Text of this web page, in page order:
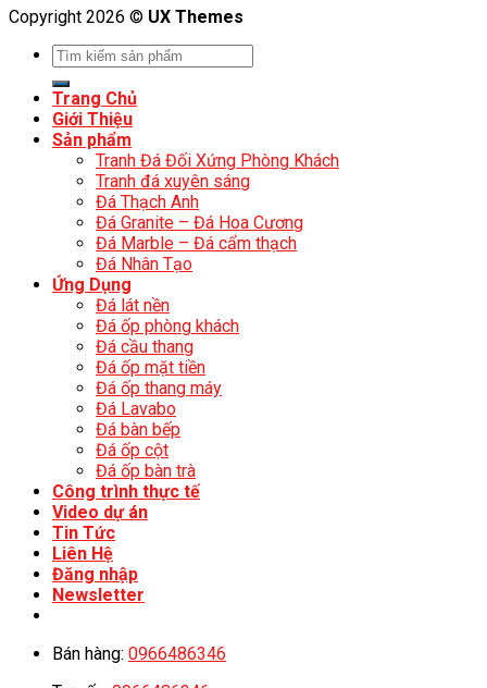
Copyright 2026 © UX Themes
Trang Chủ
Giới Thiệu
Sản phẩm
Tranh Đá Đối Xứng Phòng Khách
Tranh đá xuyên sáng
Đá Thạch Anh
Đá Granite – Đá Hoa Cương
Đá Marble – Đá cẩm thạch
Đá Nhân Tạo
Ứng Dụng
Đá lát nền
Đá ốp phòng khách
Đá cầu thang
Đá ốp mặt tiền
Đá ốp thang máy
Đá Lavabo
Đá bàn bếp
Đá ốp cột
Đá ốp bàn trà
Công trình thực tế
Video dự án
Tin Tức
Liên Hệ
Đăng nhập
Newsletter
Bán hàng: 0966486346